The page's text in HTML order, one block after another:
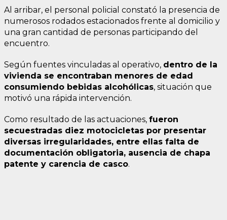
Al arribar, el personal policial constató la presencia de
numerosos rodados estacionados frente al domicilio y
una gran cantidad de personas participando del
encuentro.
Según fuentes vinculadas al operativo, dentro de la
vivienda se encontraban menores de edad
consumiendo bebidas alcohólicas, situación que
motivó una rápida intervención.
Como resultado de las actuaciones, fueron
secuestradas diez motocicletas por presentar
diversas irregularidades, entre ellas falta de
documentación obligatoria, ausencia de chapa
patente y carencia de casco.